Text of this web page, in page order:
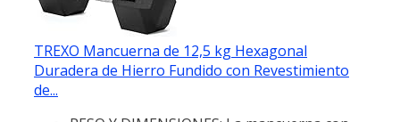
TREXO Mancuerna de 12,5 kg Hexagonal
Duradera de Hierro Fundido con Revestimiento
de...